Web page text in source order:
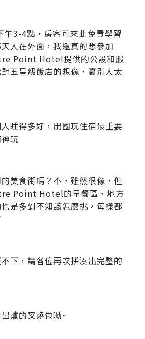
午3-4點，房客可來此免費學習
人在外面，我還真的想參加
Point Hotel提供的公設和服
五星級飯店的想像，贏別人太
睡得多好，出國玩住宿最重要
玩
美食街嗎？不，雖然很像，但
Point Hotel的早餐區，地方
是多到不知該怎麼挑，每樣都
下，請各位再次拼湊出完整的
爐的叉燒包呦~